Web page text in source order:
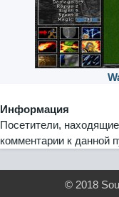
Информация
Посетители,
комментарии к данной
© 2018